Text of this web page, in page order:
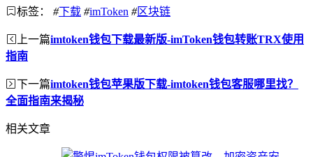
标签： #下载 #imToken #区块链
上一篇imtoken钱包下载最新版-imToken钱包转账TRX使用
指南
下一篇imtoken钱包苹果版下载-imtoken钱包客服哪里找？
全面指南来揭秘
相关文章